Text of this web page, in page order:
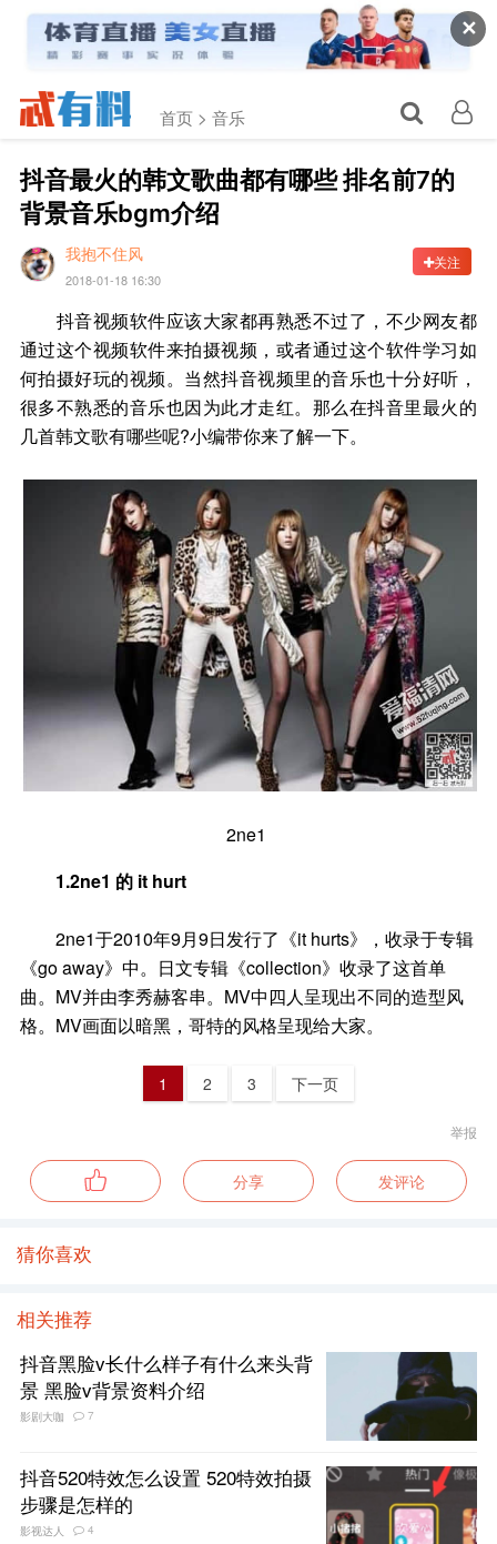
✕
首页 > 音乐
抖音最火的韩文歌曲都有哪些 排名前7的
背景音乐bgm介绍
我抱不住风
2018-01-18 16:30
关注
抖音视频软件应该大家都再熟悉不过了，不少网友都
通过这个视频软件来拍摄视频，或者通过这个软件学习如
何拍摄好玩的视频。当然抖音视频里的音乐也十分好听，
很多不熟悉的音乐也因为此才走红。那么在抖音里最火的
几首韩文歌有哪些呢?小编带你来了解一下。
2ne1
1.2ne1 的 it hurt
2ne1于2010年9月9日发行了《it hurts》，收录于专辑
《go away》中。日文专辑《collection》收录了这首单
曲。MV并由李秀赫客串。MV中四人呈现出不同的造型风
格。MV画面以暗黑，哥特的风格呈现给大家。
1 2 3 下一页
举报
分享 发评论
猜你喜欢
相关推荐
抖音黑脸v长什么样子有什么来头背
景 黑脸v背景资料介绍
影剧大咖 7
抖音520特效怎么设置 520特效拍摄
步骤是怎样的
影视达人 4